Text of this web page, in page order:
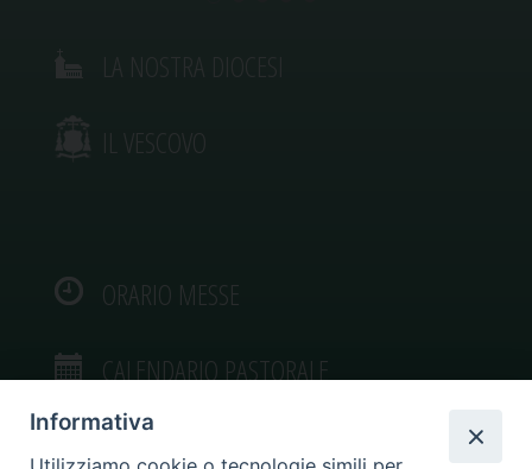
IL VESCOVO
ORARIO MESSE
CALENDARIO PASTORALE
Informativa